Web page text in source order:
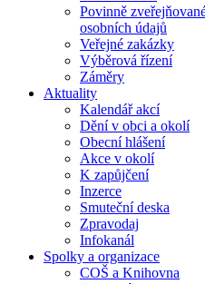
Povinně
osobních údajů
Veřejné zakázky
Výběrová řízení
Záměry
Aktuality
Kalendář akcí
Dění v obci a okolí
Obecní hlášení
Akce v okolí
K zapůjčení
Inzerce
Smuteční deska
Zpravodaj
Infokanál
Spolky a organizace
COŠ a Knihovna